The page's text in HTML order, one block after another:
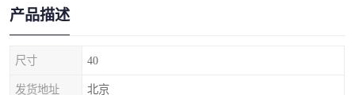
产品描述
尺寸 40
发货地址 北京